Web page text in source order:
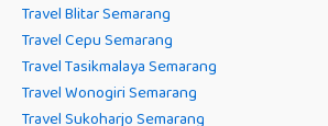
Travel Blitar Semarang
Travel Cepu Semarang
Travel Tasikmalaya Semarang
Travel Wonogiri Semarang
Travel Sukoharjo Semarang